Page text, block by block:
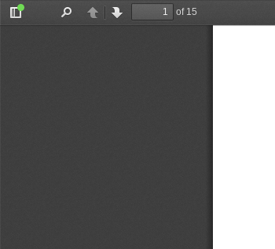
Toggle
PreviousNext
of 15